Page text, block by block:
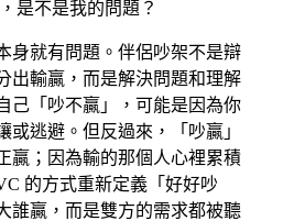
是不是我的問題？
身就有問題。伴侶吵架不是辯
出輸贏，而是解決問題和理解
己「吵不贏」，可能是因為你
或逃避。但反過來，「吵贏」
贏；因為輸的那個人心裡累積
的方式重新定義「好好吵
誰贏，而是雙方的需求都被聽